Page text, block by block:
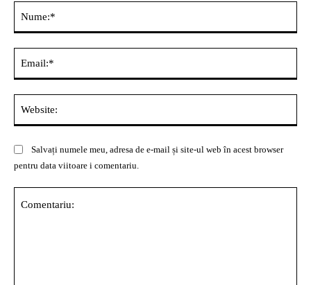
Salvați numele meu, adresa de e-mail și site-ul web în acest browser
pentru data viitoare i comentariu.